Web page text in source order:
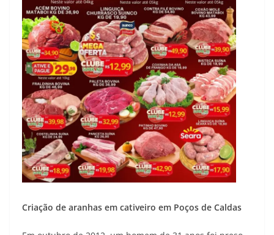
Criação de aranhas em cativeiro em Poços de Caldas